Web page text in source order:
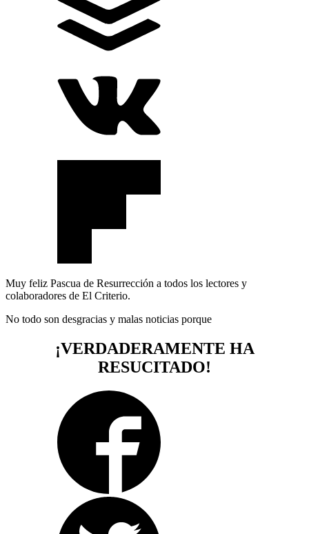
Muy feliz Pascua de Resurrección a todos los lectores y
colaboradores de El Criterio.
No todo son desgracias y malas noticias porque
¡VERDADERAMENTE HA
RESUCITADO!